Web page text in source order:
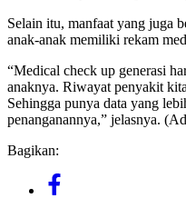
Selain itu, manfaat yang juga
anak-anak memiliki rekam
“Medical check up generasi
anaknya. Riwayat penyakit
Sehingga punya data yang
penanganannya,” jelasnya.
Bagikan: